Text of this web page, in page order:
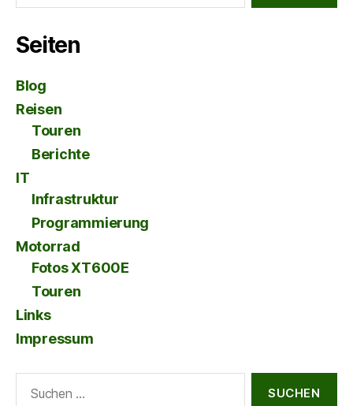
Seiten
Blog
Reisen
Touren
Berichte
IT
Infrastruktur
Programmierung
Motorrad
Fotos XT600E
Touren
Links
Impressum
nach: